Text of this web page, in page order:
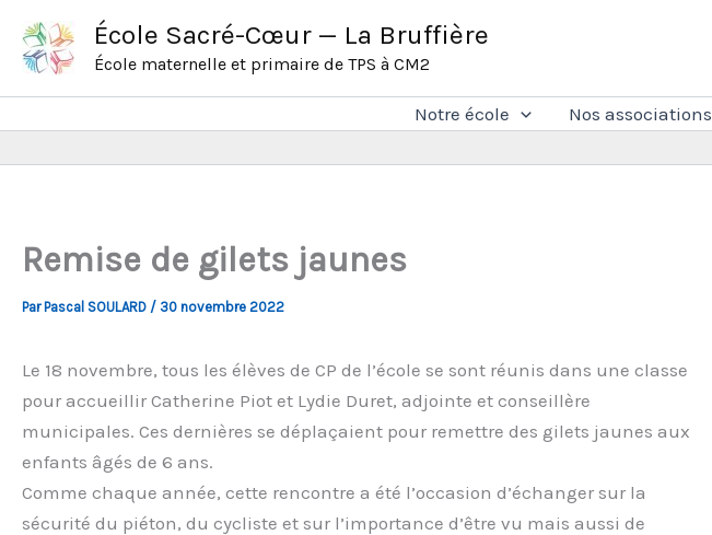
contenu
École Sacré-Cœur — La Bruffière
École maternelle et primaire de TPS à CM2
Notre école Nos associations
Remise de gilets jaunes
Par Pascal SOULARD / 30 novembre 2022
Le 18 novembre, tous les élèves de CP de l’école se sont réunis dans une classe
pour accueillir Catherine Piot et Lydie Duret, adjointe et conseillère
municipales. Ces dernières se déplaçaient pour remettre des gilets jaunes aux
enfants âgés de 6 ans.
Comme chaque année, cette rencontre a été l’occasion d’échanger sur la
sécurité du piéton, du cycliste et sur l’importance d’être vu mais aussi de